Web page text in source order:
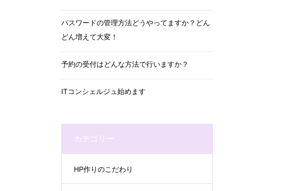
パスワードの管理方法どうやってますか？どん
どん増えて大変！
予約の受付はどんな方法で行いますか？
ITコンシェルジュ始めます
カテゴリー
HP作りのこだわり